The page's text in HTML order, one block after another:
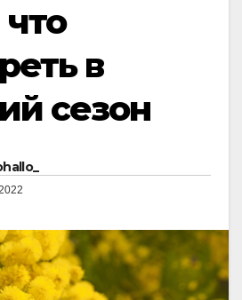
в
сезон